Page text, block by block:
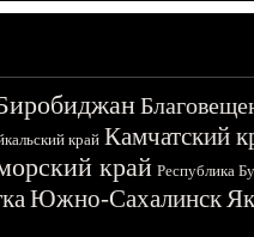
край Камчатский
край Республика
Южно-Сахалинск